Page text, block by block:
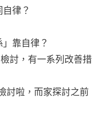
律？
靠自律？
討，有一系列改善措
討啦，而家探討之前